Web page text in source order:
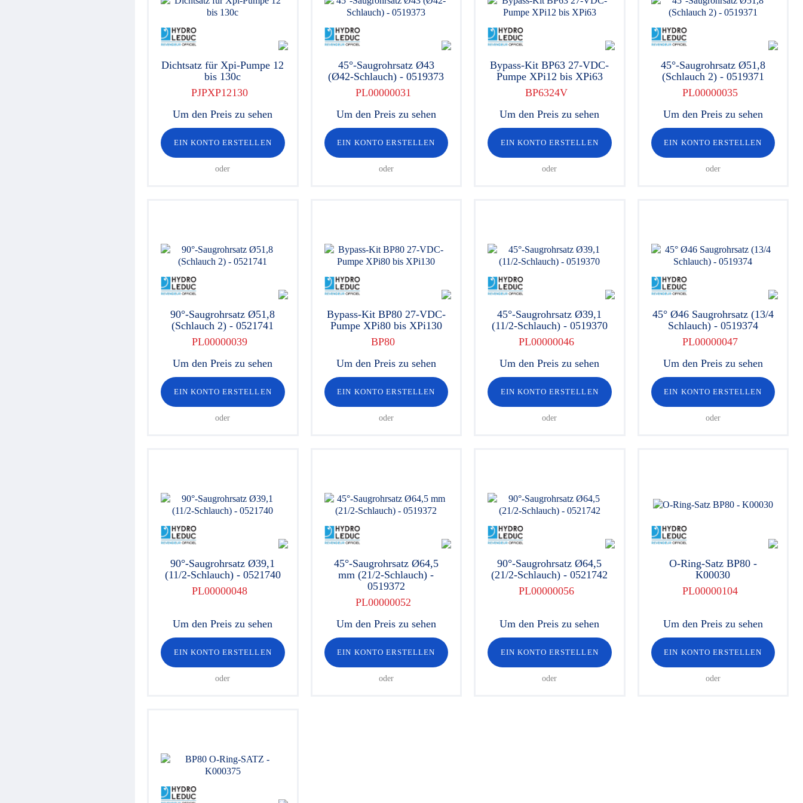
Dichtsatz für Xpi-Pumpe 12
bis 130c
PJPXP12130
Um den Preis zu sehen
EIN KONTO ERSTELLEN
oder
45°-Saugrohrsatz Ø43
(Ø42-Schlauch) - 0519373
PL00000031
Um den Preis zu sehen
EIN KONTO ERSTELLEN
oder
Bypass-Kit BP63 27-VDC-
Pumpe XPi12 bis XPi63
BP6324V
Um den Preis zu sehen
EIN KONTO ERSTELLEN
oder
45°-Saugrohrsatz Ø51,8
(Schlauch 2) - 0519371
PL00000035
Um den Preis zu sehen
EIN KONTO ERSTELLEN
oder
90°-Saugrohrsatz Ø51,8
(Schlauch 2) - 0521741
PL00000039
Um den Preis zu sehen
EIN KONTO ERSTELLEN
oder
Bypass-Kit BP80 27-VDC-
Pumpe XPi80 bis XPi130
BP80
Um den Preis zu sehen
EIN KONTO ERSTELLEN
oder
45°-Saugrohrsatz Ø39,1
(11/2-Schlauch) - 0519370
PL00000046
Um den Preis zu sehen
EIN KONTO ERSTELLEN
oder
45° Ø46 Saugrohrsatz (13/4
Schlauch) - 0519374
PL00000047
Um den Preis zu sehen
EIN KONTO ERSTELLEN
oder
90°-Saugrohrsatz Ø39,1
(11/2-Schlauch) - 0521740
PL00000048
Um den Preis zu sehen
EIN KONTO ERSTELLEN
oder
45°-Saugrohrsatz Ø64,5
mm (21/2-Schlauch) -
0519372
PL00000052
Um den Preis zu sehen
EIN KONTO ERSTELLEN
oder
90°-Saugrohrsatz Ø64,5
(21/2-Schlauch) - 0521742
PL00000056
Um den Preis zu sehen
EIN KONTO ERSTELLEN
oder
O-Ring-Satz BP80 -
K00030
PL00000104
Um den Preis zu sehen
EIN KONTO ERSTELLEN
oder